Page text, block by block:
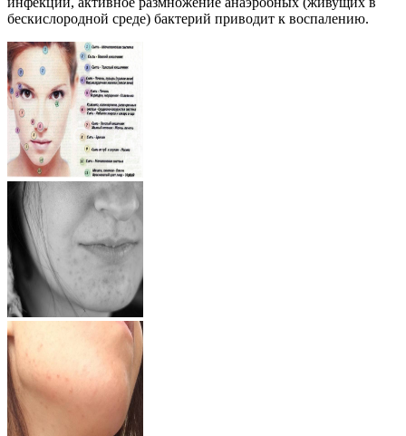
бескислородной среде) бактерий приводит к воспалению.